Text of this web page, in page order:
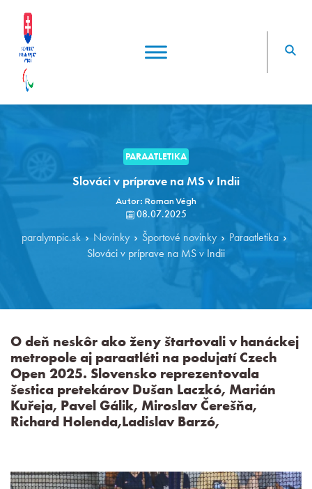
PARAATLETIKA
Slováci v príprave na MS v Indii
Autor: Roman Végh
08.07.2025
paralympic.sk Novinky Športové novinky
Paraatletika
Slováci v príprave na MS v Indii
O deň neskôr ako ženy štartovali v hanáckej
metropole aj paraatléti na podujatí Czech
Open 2025. Slovensko reprezentovala
šestica pretekárov Dušan Laczkó, Marián
Kuřeja, Pavel Gálik, Miroslav Čerešňa,
Richard Holenda,Ladislav Barzó,